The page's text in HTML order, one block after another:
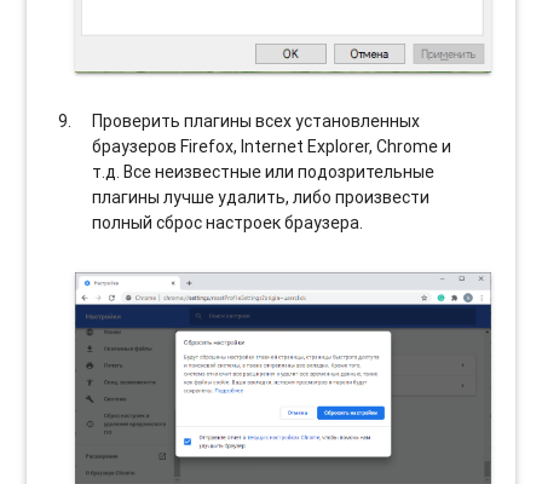
Проверить плагины всех установленных
браузеров Firefox, Internet Explorer, Chrome и
т.д. Все неизвестные или подозрительные
плагины лучше удалить, либо произвести
полный сброс настроек браузера.